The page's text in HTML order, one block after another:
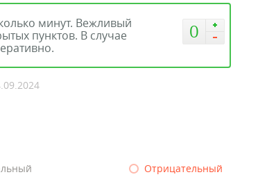
0
минут. Вежливый
пунктов. В случае
Отрицательный